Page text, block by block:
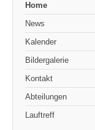
Home
News
Kalender
Bildergalerie
Kontakt
Abteilungen
Lauftreff